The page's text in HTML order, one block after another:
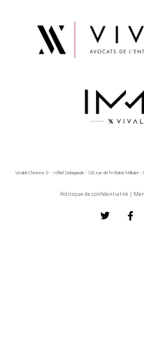
Vivaldi Chronos © - Hôtel Delagarde - 120, rue de l'Hôpital
Politique de confidentialité |